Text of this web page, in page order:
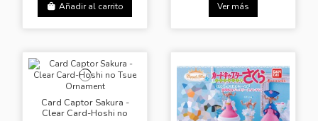
Añadir al carrito Ver más
Card Captor Sakura -
Clear Card-Hoshi no